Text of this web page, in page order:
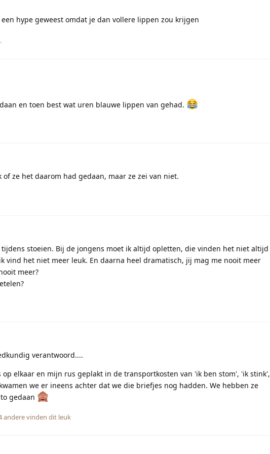
hype geweest omdat je dan vollere lippen zou krijgen
en toen best wat uren blauwe lippen van gehad.
of ze het daarom had gedaan, maar ze zei van niet.
stoeien. Bij de jongens moet ik altijd opletten, die vinden het niet altijd
vind het niet meer leuk. En daarna heel dramatisch, jij mag me nooit meer
meer?
verantwoord....
elkaar en mijn rus geplakt in de transportkosten van 'ik ben stom', 'ik stink',
we er ineens achter dat we die briefjes nog hadden. We hebben ze
gedaan
anderevinden dit leuk